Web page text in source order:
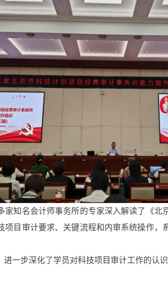
名会计师事务所的专家深入解读了《北
项目审计要求、关键流程和内审系统操作
步深化了学员对科技项目审计工作的认识